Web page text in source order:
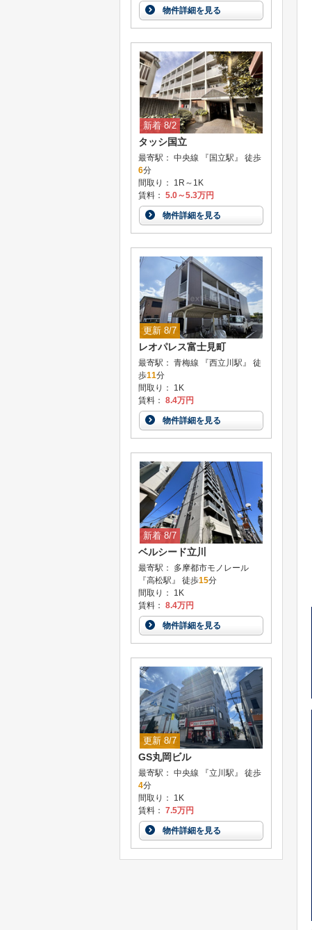
物件詳細を見る
新着 8/2
タッシ国立
最寄駅： 中央線 『国立駅』 徒歩
6分
間取り： 1R～1K
賃料： 5.0～5.3万円
物件詳細を見る
更新 8/7
レオパレス富士見町
最寄駅： 青梅線 『西立川駅』 徒
歩11分
間取り： 1K
賃料： 8.4万円
物件詳細を見る
新着 8/7
ベルシード立川
最寄駅： 多摩都市モノレール
『高松駅』 徒歩15分
間取り： 1K
賃料： 8.4万円
物件詳細を見る
更新 8/7
GS丸岡ビル
最寄駅： 中央線 『立川駅』 徒歩
4分
間取り： 1K
賃料： 7.5万円
物件詳細を見る